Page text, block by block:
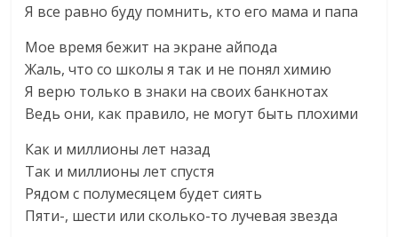
Я все равно буду помнить, кто его мама и папа
Мое время бежит на экране айпода
Жаль, что со школы я так и не понял химию
Я верю только в знаки на своих банкнотах
Ведь они, как правило, не могут быть плохими
Как и миллионы лет назад
Так и миллионы лет спустя
Рядом с полумесяцем будет сиять
Пяти-, шести или сколько-то лучевая звезда